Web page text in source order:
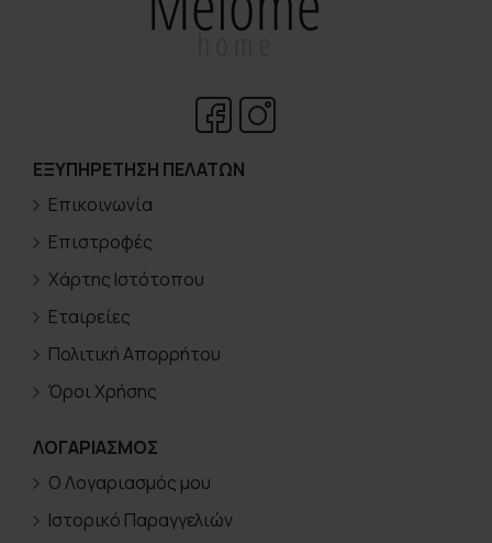
ΕΞΥΠΗΡΈΤΗΣΗ ΠΕΛΑΤΏΝ
Επικοινωνία
Επιστροφές
Χάρτης Ιστότοπου
Εταιρείες
Πολιτική Απορρήτου
Όροι Χρήσης
ΛΟΓΑΡΙΑΣΜΟΣ
Ο Λογαριασμός μου
Ιστορικό Παραγγελιών